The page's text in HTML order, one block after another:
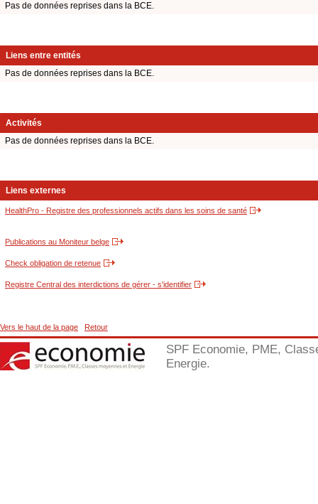
Pas de données reprises dans la BCE.
Liens entre entités
Pas de données reprises dans la BCE.
Activités
Pas de données reprises dans la BCE.
Liens externes
HealthPro - Registre des professionnels actifs dans les soins de santé
Publications au Moniteur belge
Check obligation de retenue
Registre Central des interdictions de gérer - s'identifier
Vers le haut de la page Retour
SPF Economie, PME,
Energie.